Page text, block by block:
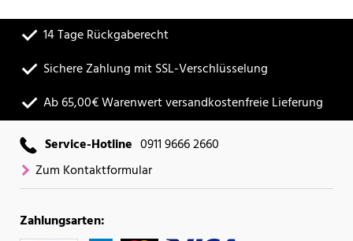
14 Tage Rückgaberecht
Sichere Zahlung mit SSL-Verschlüsselung
Ab 65,00€ Warenwert versandkostenfreie Lieferung
Service-Hotline 0911 9666 2660
Zum Kontaktformular
Zahlungsarten: